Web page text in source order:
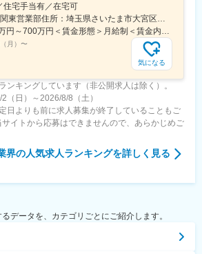
住宅手当有／在宅可
月） 〜
気になる
ンキングしています（非公開求人は除く）。
（日）～2026/8/8（土）
日よりも前に求人募集が終了していることもご
イトから応募はできませんので、あらかじめご
界の人気求人ランキングを詳しく見る
データを、カテゴリごとにご紹介します。